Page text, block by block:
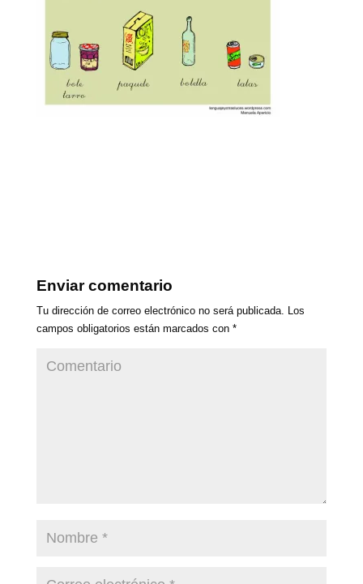
Enviar comentario
Tu dirección de correo electrónico no será publicada. Los
campos obligatorios están marcados con *